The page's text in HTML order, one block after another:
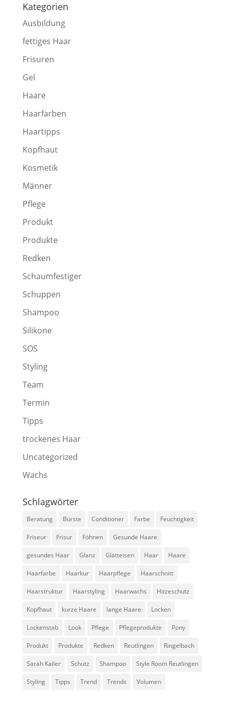
Kategorien
Ausbildung
fettiges Haar
Frisuren
Gel
Haare
Haarfarben
Haartipps
Kopfhaut
Kosmetik
Männer
Pflege
Produkt
Produkte
Redken
Schaumfestiger
Schuppen
Shampoo
Silikone
SOS
Styling
Team
Termin
Tipps
trockenes Haar
Uncategorized
Wachs
Schlagwörter
Beratung Bürste Conditioner Farbe Feuchtigkeit
Friseur Frisur Föhnen Gesunde Haare
gesundes Haar Glanz Glätteisen Haar Haare
Haarfarbe Haarkur Haarpflege Haarschnitt
Haarstruktur Haarstyling Haarwachs Hitzeschutz
Kopfhaut kurze Haare lange Haare Locken
Lockenstab Look Pflege Pflegeprodukte Pony
Produkt Produkte Redken Reutlingen Ringelbach
Sarah Kailer Schutz Shampoo Style Room Reutlingen
Styling Tipps Trend Trends Volumen